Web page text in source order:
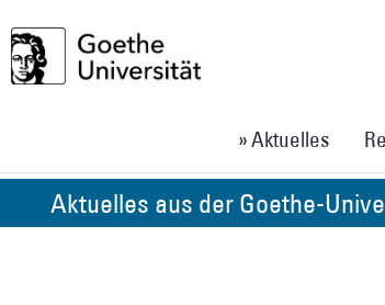
» Aktuelles
Aktuelles aus der Goethe-